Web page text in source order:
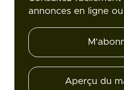
annonces en ligne
Aperçu du